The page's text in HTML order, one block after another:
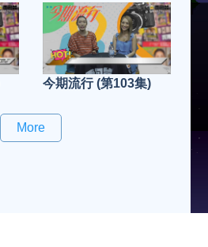
今期流行 (第103集)
More